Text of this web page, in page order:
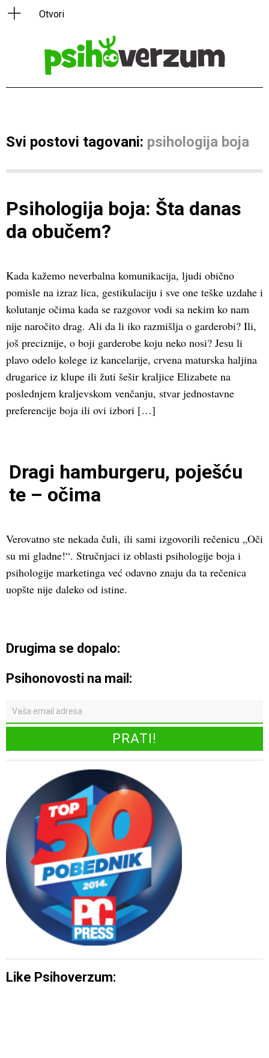
Svi postovi tagovani: psihologija boja
Psihologija boja: Šta danas
da obučem?
Kada kažemo neverbalna komunikacija, ljudi obično
pomisle na izraz lica, gestikulaciju i sve one teške uzdahe i
kolutanje očima kada se razgovor vodi sa nekim ko nam
nije naročito drag. Ali da li iko razmišlja o garderobi? Ili,
još preciznije, o boji garderobe koju neko nosi? Jesu li
plavo odelo kolege iz kancelarije, crvena maturska haljina
drugarice iz klupe ili žuti šešir kraljice Elizabete na
poslednjem kraljevskom venčanju, stvar jednostavne
preferencije boja ili ovi izbori […]
Dragi hamburgeru, poješću
te – očima
Verovatno ste nekada čuli, ili sami izgovorili rečenicu „Oči
su mi gladne!“. Stručnjaci iz oblasti psihologije boja i
psihologije marketinga već odavno znaju da ta rečenica
uopšte nije daleko od istine.
Drugima se dopalo:
Psihonovosti na mail:
Like Psihoverzum: